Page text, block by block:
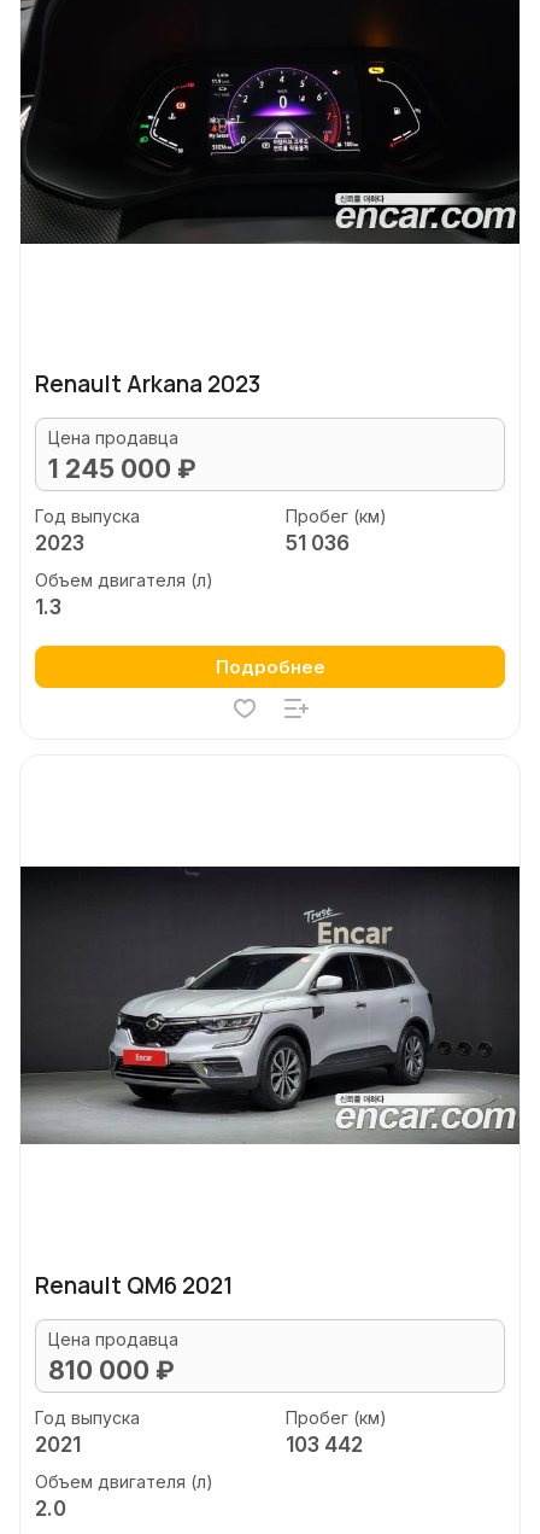
Renault Arkana 2023
Цена продавца
1 245 000 ₽
Год выпуска
2023
Пробег (км)
51 036
Объем двигателя (л)
1.3
Подробнее
Renault QM6 2021
Цена продавца
810 000 ₽
Год выпуска
2021
Пробег (км)
103 442
Объем двигателя (л)
2.0